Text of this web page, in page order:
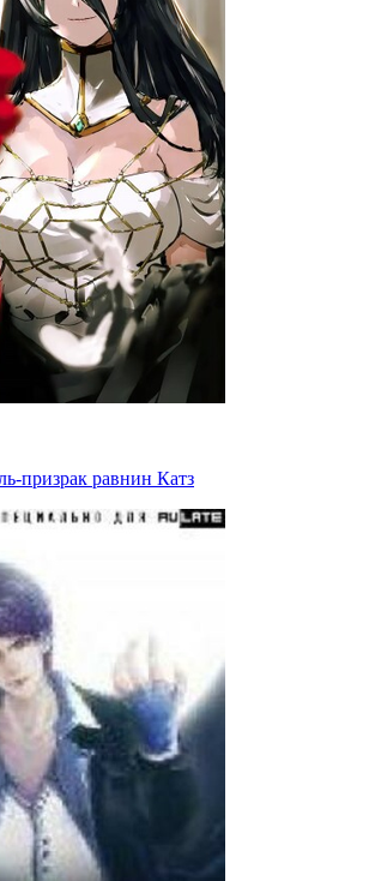
призрак равнин Катз